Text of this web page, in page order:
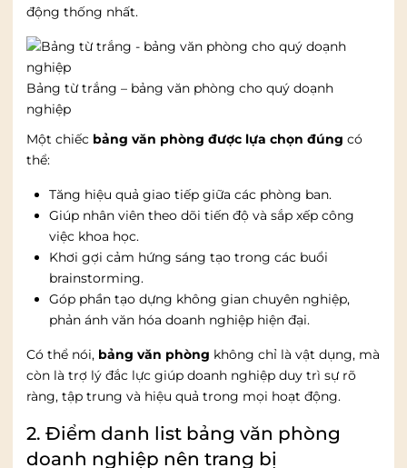
động thống nhất.
Bảng từ trắng – bảng văn phòng cho quý doạnh
nghiệp
Một chiếc bảng văn phòng được lựa chọn đúng có
thể:
Tăng hiệu quả giao tiếp giữa các phòng ban.
Giúp nhân viên theo dõi tiến độ và sắp xếp công
việc khoa học.
Khơi gợi cảm hứng sáng tạo trong các buổi
brainstorming.
Góp phần tạo dựng không gian chuyên nghiệp,
phản ánh văn hóa doanh nghiệp hiện đại.
Có thể nói, bảng văn phòng không chỉ là vật dụng, mà
còn là trợ lý đắc lực giúp doanh nghiệp duy trì sự rõ
ràng, tập trung và hiệu quả trong mọi hoạt động.
2. Điểm danh list bảng văn phòng
doanh nghiệp nên trang bị